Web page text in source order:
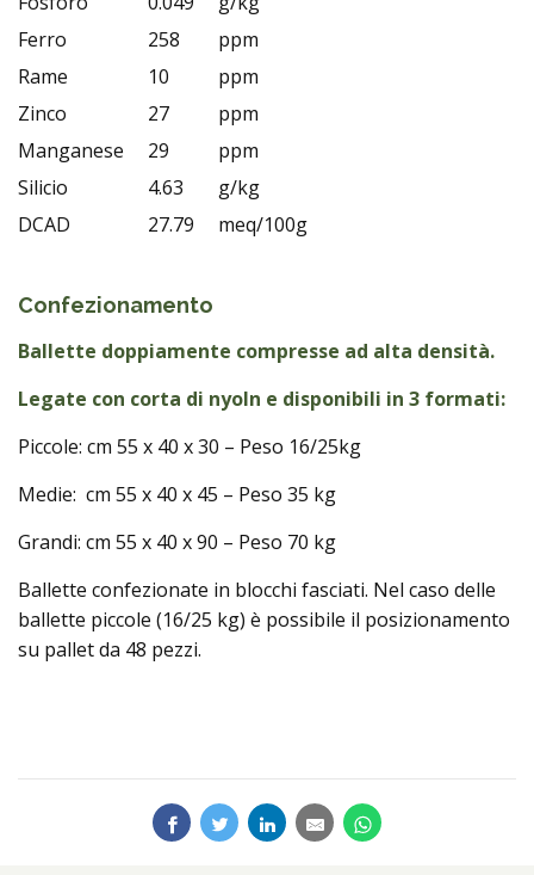
Ferro
258
ppm
Rame
10
ppm
Zinco
27
ppm
Manganese
29
ppm
Silicio
4.63
g/kg
DCAD
27.79 meq/100g
Confezionamento
Ballette doppiamente compresse ad alta densità.
Legate con corta di nyoln e disponibili in 3 formati:
Piccole: cm 55 x 40 x 30 – Peso 16/25kg
Medie: cm 55 x 40 x 45 – Peso 35 kg
Grandi: cm 55 x 40 x 90 – Peso 70 kg
Ballette confezionate in blocchi fasciati. Nel caso delle
ballette piccole (16/25 kg) è possibile il posizionamento
su pallet da 48 pezzi.